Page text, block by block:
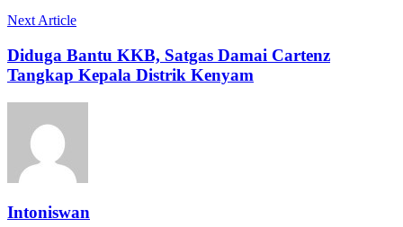
Next Article
Diduga Bantu KKB, Satgas Damai Cartenz
Tangkap Kepala Distrik Kenyam
Intoniswan